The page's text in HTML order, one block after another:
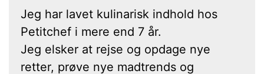
Jeg har lavet kulinarisk indhold hos
Petitchef i mere end 7 år.
Jeg elsker at rejse og opdage nye
retter, prøve nye madtrends og